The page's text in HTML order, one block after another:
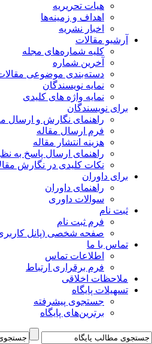
هیات تحریریه
اهداف و زمینه‌ها
اخبار نشریه
آرشیو مقالات
کلیه شماره‌های مجله
آخرین شماره
دسته‌بندی موضوعی
نمایه نویسندگان
نمایه واژه های کلیدی
برای نویسندگان
راهنمای نگارش و ارسال
فرم ارسال مقاله
هزینه انتشار مقاله
راهنمای ارسال پاسخ به
نکات کلیدی در نگارش
برای داوران
راهنمای داوران
سوالات داوری
ثبت نام
فرم ثبت نام
صفحه شخصی (پانل
تماس با ما
اطلاعات تماس
فرم برقراری ارتباط
ملاحظات اخلاقی
تسهیلات پایگاه
جستجوی پیشرفته
برترین‌های پایگاه